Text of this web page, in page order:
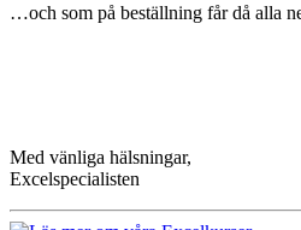
…och som på beställning får då alla
Med vänliga hälsningar,
Excelspecialisten